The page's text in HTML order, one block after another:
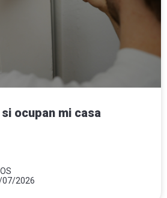
ocupan mi casa
07/2026